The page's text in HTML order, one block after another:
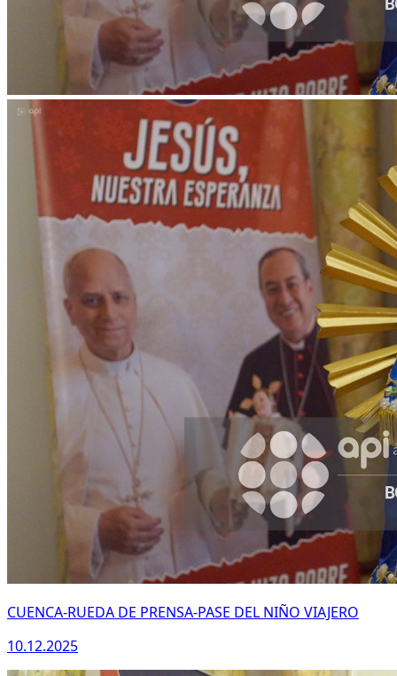
CUENCA-RUEDA DE PRENSA-PASE DEL NIÑO VIAJERO
10.12.2025